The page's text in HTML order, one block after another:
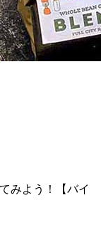
みよう！【バイ